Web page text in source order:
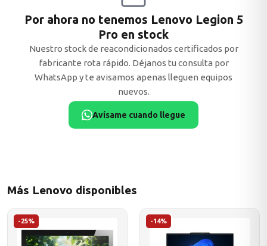
Por ahora no tenemos Lenovo Legion 5
Pro en stock
Nuestro stock de reacondicionados certificados por
fabricante rota rápido. Déjanos tu consulta por
WhatsApp y te avisamos apenas lleguen equipos
nuevos.
Avísame cuando llegue
Más Lenovo disponibles
-25% -14%